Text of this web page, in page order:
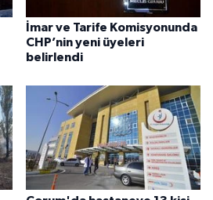
İmar ve Tarife Komisyonunda
CHP’nin yeni üyeleri
belirlendi